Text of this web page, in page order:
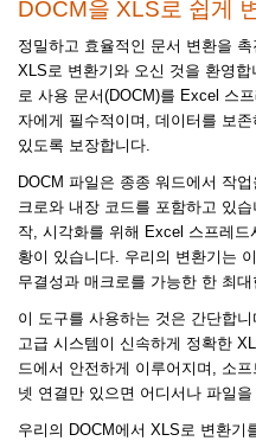
DOCM을 XLS로 쉽게
정밀하고 효율적인 문서 변환을
XLS로 변환기와 오신 것을 환영
로 사용 문서(DOCM)를 Excel 스
자에게 필수적이며, 데이터를 보
있도록 보장합니다.
DOCM 파일은 종종 워드에서 작
크로와 내장 코드를 포함하고 있
작, 시각화를 위해 Excel 스프레
황이 있습니다. 우리의 변환기는
무결성과 매크로를 가능한 한 최
이 도구를 사용하는 것은 간단합
고급 시스템이 신속하게 정확한
드에서 안전하게 이루어지며, 소
넷 연결만 있으면 어디서나 파일
우리의 DOCM에서 XLS로 변환기